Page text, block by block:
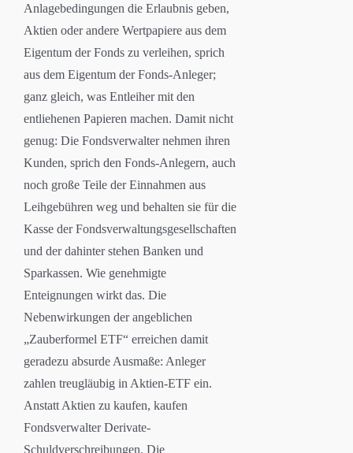
Anlagebedingungen die Erlaubnis geben,
Aktien oder andere Wertpapiere aus dem
Eigentum der Fonds zu verleihen, sprich
aus dem Eigentum der Fonds-Anleger;
ganz gleich, was Entleiher mit den
entliehenen Papieren machen. Damit nicht
genug: Die Fondsverwalter nehmen ihren
Kunden, sprich den Fonds-Anlegern, auch
noch große Teile der Einnahmen aus
Leihgebühren weg und behalten sie für die
Kasse der Fondsverwaltungsgesellschaften
und der dahinter stehen Banken und
Sparkassen. Wie genehmigte
Enteignungen wirkt das. Die
Nebenwirkungen der angeblichen
„Zauberformel ETF“ erreichen damit
geradezu absurde Ausmaße: Anleger
zahlen treugläubig in Aktien-ETF ein.
Anstatt Aktien zu kaufen, kaufen
Fondsverwalter Derivate-
Schuldverschreibungen. Die